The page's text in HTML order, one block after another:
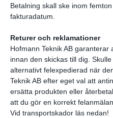
Betalning skall ske inom
fakturadatum.
Returer och reklamationer
Hofmann Teknik AB
innan den skickas till dig.
alternativt felexpedierad när
Teknik AB efter eget val att
ersätta produkten eller
att du gör en korrekt
Vid transportskador läs nedan!